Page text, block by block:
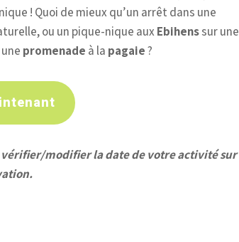
! Quoi de mieux qu’un arrêt dans une
ou un pique-nique aux Ebihenssur une
promenade à la pagaie?
modifier la date de votre activité sur